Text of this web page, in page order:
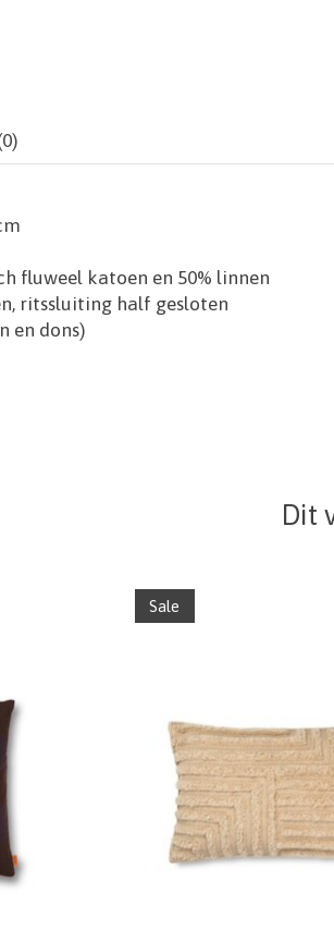
fluweel katoen en 50% linnen
ritssluiting half gesloten
en dons)
Dit
Sale